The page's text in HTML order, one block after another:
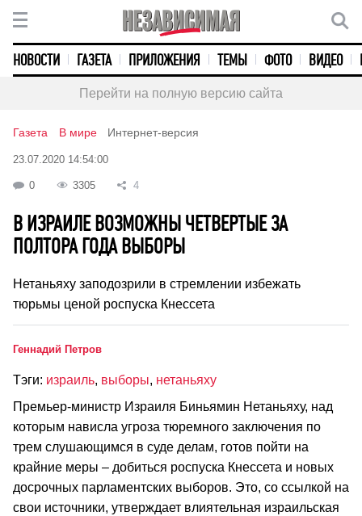
НОВОСТИ ГАЗЕТА ПРИЛОЖЕНИЯ ТЕМЫ ФОТО ВИДЕО
Перейти на полную версию сайта
Газета В мире Интернет-версия
23.07.2020 14:54:00
0 3305 4
В ИЗРАИЛЕ ВОЗМОЖНЫ ЧЕТВЕРТЫЕ ЗА
ПОЛТОРА ГОДА ВЫБОРЫ
Нетаньяху заподозрили в стремлении избежать
тюрьмы ценой роспуска Кнессета
Геннадий Петров
Тэги: израиль, выборы, нетаньяху
Премьер-министр Израиля Биньямин Нетаньяху, над
которым нависла угроза тюремного заключения по
трем слушающимся в суде делам, готов пойти на
крайние меры – добиться роспуска Кнессета и новых
досрочных парламентских выборов. Это, со ссылкой на
свои источники, утверждает влиятельная израильская